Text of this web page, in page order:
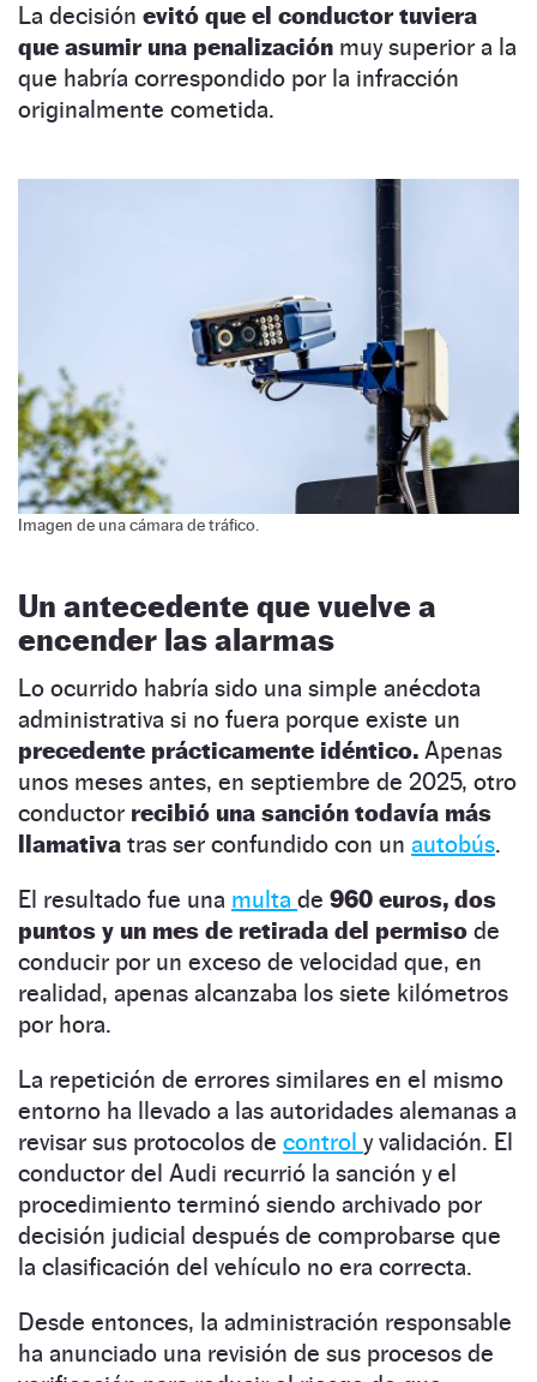
La decisión evitó que el conductor tuviera
que asumir una penalización muy superior a la
que habría correspondido por la infracción
originalmente cometida.
Imagen de una cámara de tráfico.
Un antecedente que vuelve a
encender las alarmas
Lo ocurrido habría sido una simple anécdota
administrativa si no fuera porque existe un
precedente prácticamente idéntico. Apenas
unos meses antes, en septiembre de 2025, otro
conductor recibió una sanción todavía más
llamativa tras ser confundido con un autobús.
El resultado fue una multa de 960 euros, dos
puntos y un mes de retirada del permiso de
conducir por un exceso de velocidad que, en
realidad, apenas alcanzaba los siete kilómetros
por hora.
La repetición de errores similares en el mismo
entorno ha llevado a las autoridades alemanas a
revisar sus protocolos de control y validación. El
conductor del Audi recurrió la sanción y el
procedimiento terminó siendo archivado por
decisión judicial después de comprobarse que
la clasificación del vehículo no era correcta.
Desde entonces, la administración responsable
ha anunciado una revisión de sus procesos de